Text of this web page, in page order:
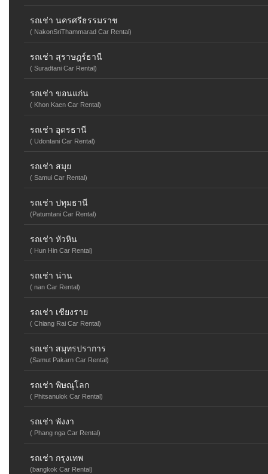
รถเช่า นครศรีธรรมราช
( NakonSriThammarad Car Rental)
รถเช่า สุราษฎร์ธานี
( Suradtani Car Rental)
รถเช่า ขอนแก่น
( Khon Kaen Car Rental)
รถเช่า อุดรธานี
( Udontani Car Rental)
รถเช่า สมุย
( Samui Car Rental)
รถเช่า ปทุมธานี
(Patumtani Car Rental)
รถเช่า หัวหิน
( Hun Hin Car Rental)
รถเช่า น่าน
( nan Car Rental)
รถเช่า เชียงราย
( Chiang Rai Car Rental)
รถเช่า สมุทรปราการ
(Samut Pakarn Car Rental)
รถเช่า พิษณุโลก
( Phitsanulok Car Rental)
รถเช่า พังงา
( Phang nga Car Rental)
รถเช่า กรุงเทพ
(bangkok Car Rental)